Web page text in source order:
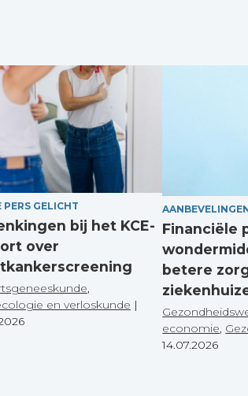
PERS GELICHT
bij het KCE-
over
en verloskunde |
Financiële
betere
economie,
14.07.2026